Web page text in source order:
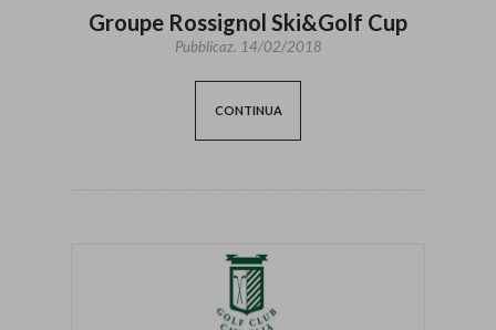
Groupe Rossignol Ski&Golf Cup
Pubblicaz. 14/02/2018
CONTINUA